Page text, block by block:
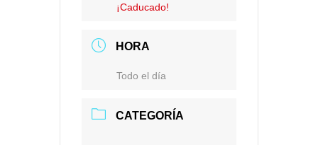
¡Caducado!
HORA
Todo el día
CATEGORÍA